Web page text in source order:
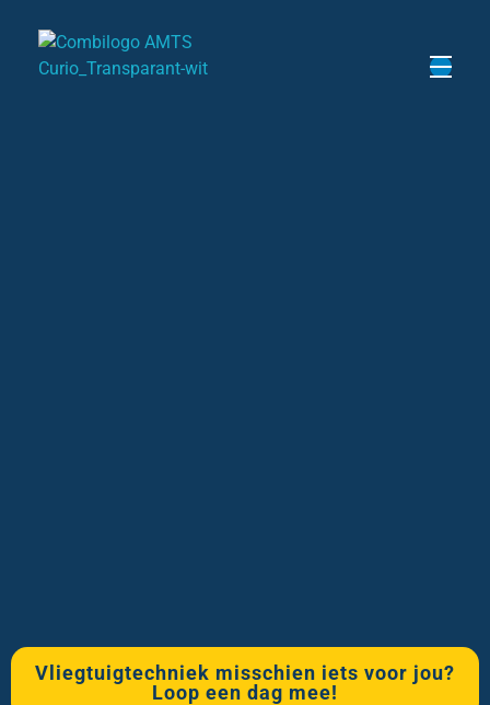
Vliegtuigtechniek misschien iets voor jou?
Loop een dag mee!